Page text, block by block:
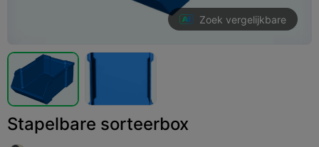
Zoek vergelijkbare
Stapelbare sorteerbox